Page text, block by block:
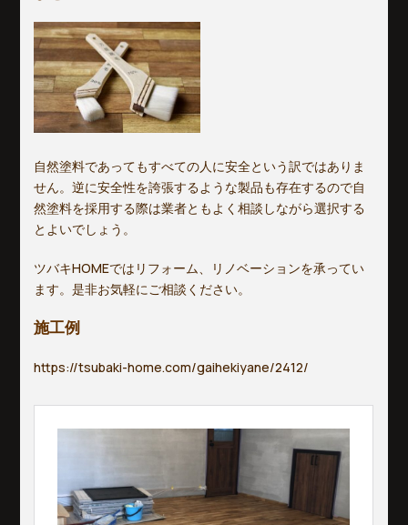
自然塗料であってもすべての人に安全という訳ではありま
せん。逆に安全性を誇張するような製品も存在するので自
然塗料を採用する際は業者ともよく相談しながら選択する
とよいでしょう。
ツバキHOMEではリフォーム、リノベーションを承ってい
ます。是非お気軽にご相談ください。
施工例
https://tsubaki-home.com/gaihekiyane/2412/